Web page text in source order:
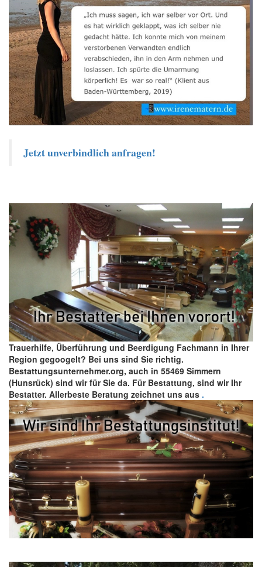
Jetzt unverbindlich anfragen!
Trauerhilfe, Überführung und Beerdigung Fachmann in Ihrer
Region gegoogelt? Bei uns sind Sie richtig.
Bestattungsunternehmer.org, auch in 55469 Simmern
(Hunsrück) sind wir für Sie da. Für Bestattung, sind wir Ihr
Bestatter. Allerbeste Beratung zeichnet uns aus .